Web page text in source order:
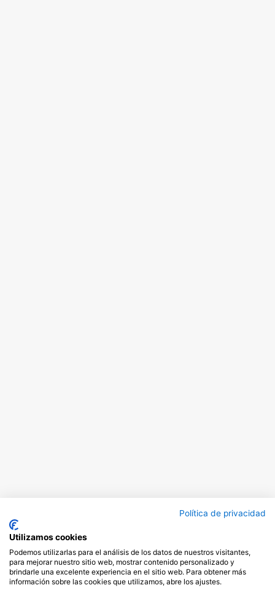
Política de privacidad
Utilizamos cookies
Podemos utilizarlas para el análisis de los datos de nuestros visitantes,
para mejorar nuestro sitio web, mostrar contenido personalizado y
brindarle una excelente experiencia en el sitio web. Para obtener más
información sobre las cookies que utilizamos, abre los ajustes.